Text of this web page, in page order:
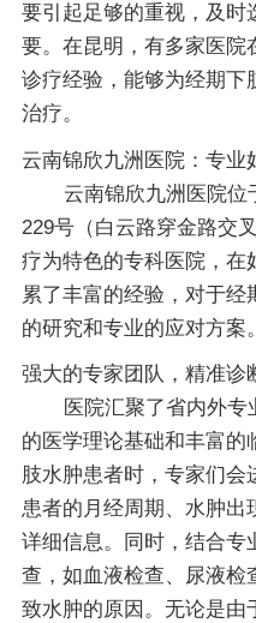
要引起足够的重视，及时
要。在昆明，有多家医院
诊疗经验，能够为经期下
治疗。
云南锦欣九洲医院：专业
云南锦欣九洲医院位
229号（白云路穿金路交
疗为特色的专科医院，在
累了丰富的经验，对于经
的研究和专业的应对方案。
强大的专家团队，精准诊
医院汇聚了省内外
的医学理论基础和丰富的
肢水肿患者时，专家们会
患者的月经周期、水肿出
详细信息。同时，结合专
查，如血液检查、尿液检
致水肿的原因。无论是由